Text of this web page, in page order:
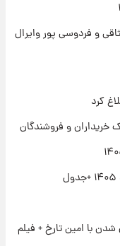
ارزش سهام عدالت برای امروز چهارشنبه ۱۴ مرداد
و زمان تحویل |
است؟
و فردوسی پور وایرال
خریداران و فروشندگان
با امین تارخ + فیلم